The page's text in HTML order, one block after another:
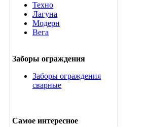
Техно
Лагуна
Модерн
Вега
Заборы ограждения
Заборы ограждения
сварные
Самое интересное